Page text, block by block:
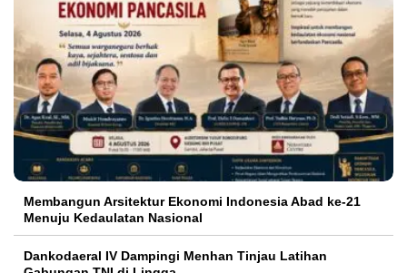
Membangun Arsitektur Ekonomi Indonesia Abad ke-21
Menuju Kedaulatan Nasional
Dankodaeral IV Dampingi Menhan Tinjau Latihan